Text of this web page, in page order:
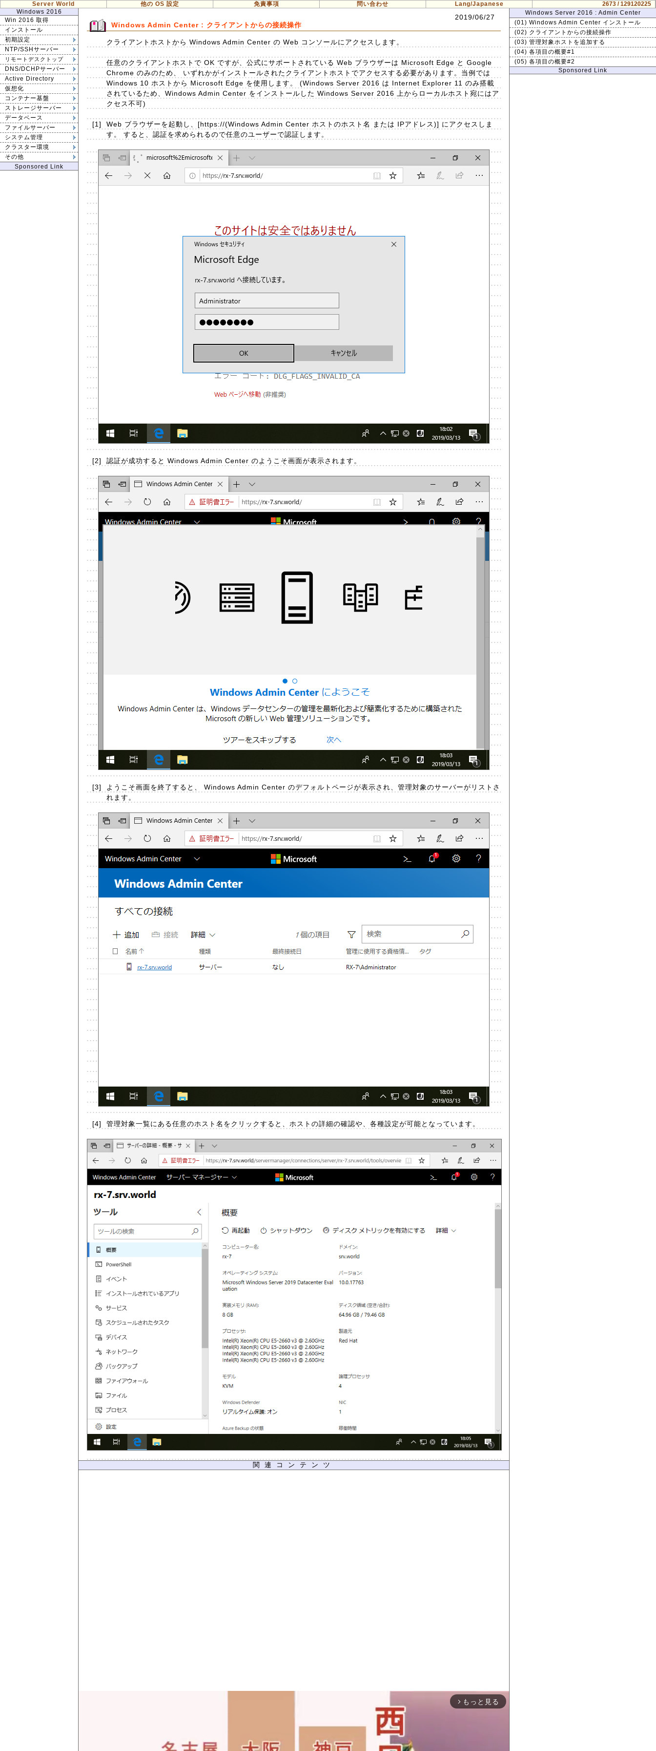
Server World 他の OS 設定 免責事項 問い合わせ Lang/Japanese
2673 / 129120225
Windows 2016
Win 2016 取得
インストール
初期設定
NTP/SSHサーバー
リモートデスクトップ
DNS/DCHPサーバー
Active Directory
仮想化
コンテナー基盤
ストレージサーバー
データベース
ファイルサーバー
システム管理
クラスター環境
その他
Sponsored Link
Windows Admin Center : クライアントからの接続操作
2019/06/27
クライアントホストから Windows Admin Center の Web コンソールにアクセスします。
任意のクライアントホストで OK ですが、公式にサポートされている Web ブラウザーは Microsoft Edge と Google
Chrome のみのため、 いずれかがインストールされたクライアントホストでアクセスする必要があります。当例では
Windows 10 ホストから Microsoft Edge を使用します。 (Windows Server 2016 は Internet Explorer 11 のみ搭載
されているため、Windows Admin Center をインストールした Windows Server 2016 上からローカルホスト宛にはア
クセス不可)
[1]
Web ブラウザーを起動し、[https://(Windows Admin Center ホストのホスト名 または IPアドレス)] にアクセスしま
す。 すると、認証を求められるので任意のユーザーで認証します。
[2] 認証が成功すると Windows Admin Center のようこそ画面が表示されます。
[3]
ようこそ画面を終了すると、 Windows Admin Center のデフォルトページが表示され、管理対象のサーバーがリストさ
れます。
[4] 管理対象一覧にある任意のホスト名をクリックすると、ホストの詳細の確認や、各種設定が可能となっています。
関連コンテンツ
arrow_forward_ios もっと見る
Windows Server 2016 : Admin Center
(01) Windows Admin Center インストール
(02) クライアントからの接続操作
(03) 管理対象ホストを追加する
(04) 各項目の概要#1
(05) 各項目の概要#2
Sponsored Link